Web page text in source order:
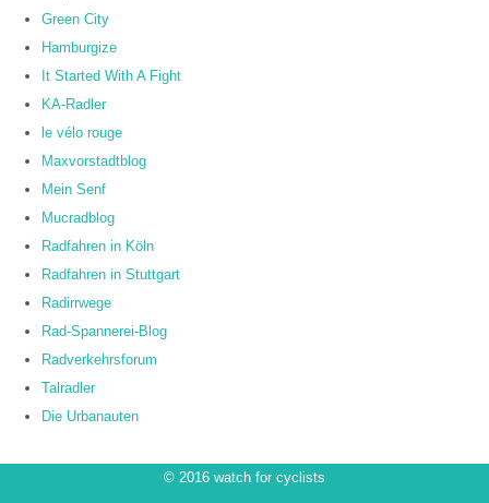
Green City
Hamburgize
It Started With A Fight
KA-Radler
le vélo rouge
Maxvorstadtblog
Mein Senf
Mucradblog
Radfahren in Köln
Radfahren in Stuttgart
Radirrwege
Rad-Spannerei-Blog
Radverkehrsforum
Talradler
Die Urbanauten
© 2016 watch for cyclists